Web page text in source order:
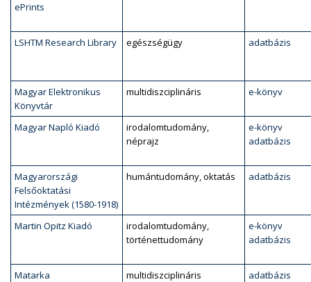
ePrints
LSHTM Research Library egészségügy adatbázis
Magyar Elektronikus
Könyvtár
multidiszciplináris e-könyv
Magyar Napló Kiadó
irodalomtudomány,
néprajz
e-könyv
adatbázis
Magyarországi
Felsőoktatási
Intézmények (1580-1918)
humántudomány, oktatás adatbázis
Martin Opitz Kiadó
irodalomtudomány,
történettudomány
e-könyv
adatbázis
Matarka multidiszciplináris adatbázis